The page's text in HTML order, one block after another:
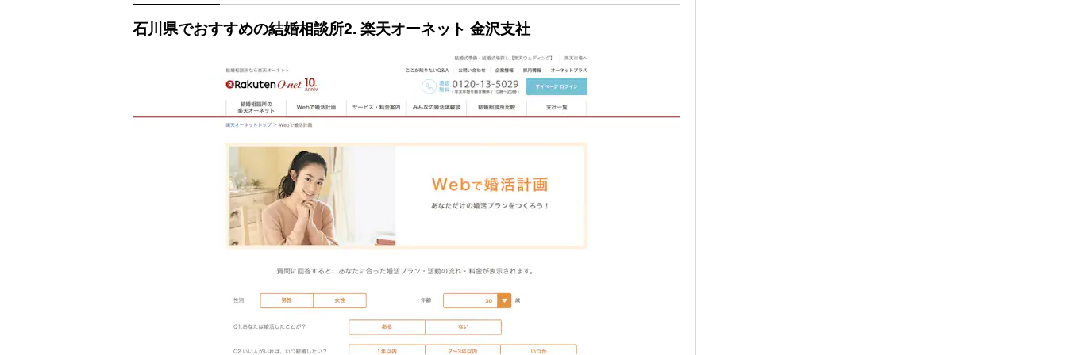
石川県でおすすめの結婚相談所2. 楽天オーネット 金沢支社